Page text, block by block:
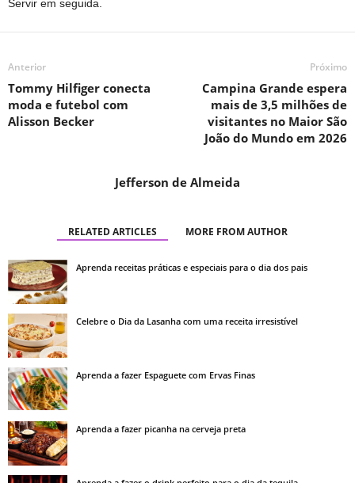
Servir em seguida.
Anterior
Tommy Hilfiger conecta
moda e futebol com
Alisson Becker
Próximo
Campina Grande espera
mais de 3,5 milhões de
visitantes no Maior São
João do Mundo em 2026
Jefferson de Almeida
RELATED ARTICLES MORE FROM AUTHOR
Aprenda receitas práticas e especiais para o dia dos pais
Celebre o Dia da Lasanha com uma receita irresistível
Aprenda a fazer Espaguete com Ervas Finas
Aprenda a fazer picanha na cerveja preta